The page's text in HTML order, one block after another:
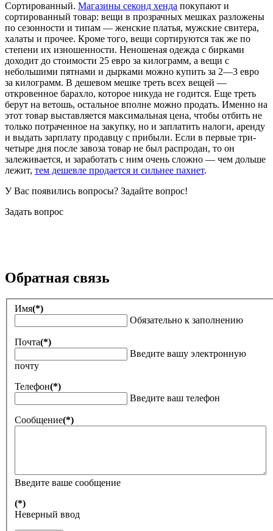
Сортированный. Магазины секонд хенда покупают и
сортированный товар: вещи в прозрачных мешках разложены
по сезонности и типам — женские платья, мужские свитера,
халаты и прочее. Кроме того, вещи сортируются так же по
степени их изношенности. Неношеная одежда с бирками
доходит до стоимости 25 евро за килограмм, а вещи с
небольшими пятнами и дырками можно купить за 2—3 евро
за килограмм. В дешевом мешке треть всех вещей —
откровенное барахло, которое никуда не годится. Еще треть
берут на ветошь, остальное вполне можно продать. Именно на
этот товар выставляется максимальная цена, чтобы отбить не
только потраченное на закупку, но и заплатить налоги, аренду
и выдать зарплату продавцу с прибыли. Если в первые три-
четыре дня после завоза товар не был распродан, то он
залеживается, и заработать с ним очень сложно — чем дольше
лежит, тем дешевле продается и сильнее пахнет.
У Вас появились вопросы? Задайте вопрос!
Задать вопрос
Обратная связь
Имя(*)
Обязательно к заполнению
Почта(*)
Введите вашу электронную
почту
Телефон(*)
Введите ваш телефон
Сообщение(*)
Введите ваше сообщение
(*)
Неверный ввод